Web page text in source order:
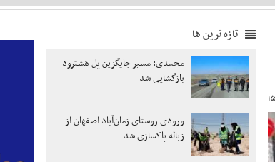
تازه ترین ها
محمدی: مسیر جایگزین پل هشترود
بازگشایی شد
ورودی روستای زمان‌آباد اصفهان از
زباله پاکسازی شد